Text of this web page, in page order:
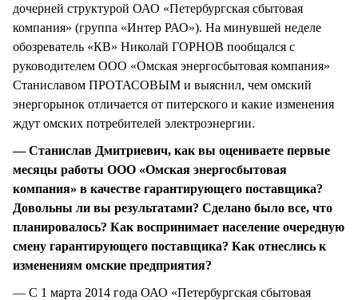
дочерней структурой ОАО «Петербургская сбытовая
компания» (группа «Интер РАО»). На минувшей неделе
обозреватель «КВ» Николай ГОРНОВ пообщался с
руководителем ООО «Омская энергосбытовая компания»
Станиславом ПРОТАСОВЫМ и выяснил, чем омский
энергорынок отличается от питерского и какие изменения
ждут омских потребителей электроэнергии.
— Станислав Дмитриевич, как вы оцениваете первые
месяцы работы ООО «Омская энергосбытовая
компания» в качестве гарантирующего поставщика?
Довольны ли вы результатами? Сделано было все, что
планировалось? Как воспринимает население очередную
смену гарантирующего поставщика? Как отнеслись к
изменениям омские предприятия?
— С 1 марта 2014 года ОАО «Петербургская сбытовая